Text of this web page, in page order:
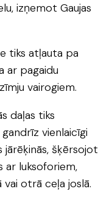
izņemot Gaujas
tiks atļauta pa
ar pagaidu
vairogiem.
daļas tiks
vienlaicīgi
šķērsojot
ar luksoforiem,
otrā ceļa joslā.